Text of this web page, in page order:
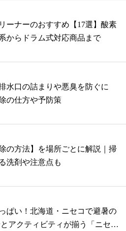
ーナーのおすすめ【17選】酸素
からドラム式対応商品まで
水口の詰まりや悪臭を防ぐに
の仕方や予防策
の方法】を場所ごとに解説｜掃
洗剤や注意点も
ぱい！北海道・ニセコで避暑の
アクティビティが揃う「ニセコ